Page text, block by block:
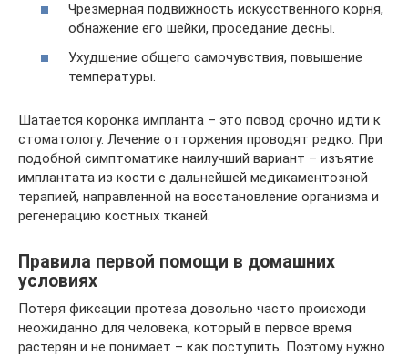
Чрезмерная подвижность искусственного корня,
обнажение его шейки, проседание десны.
Ухудшение общего самочувствия, повышение
температуры.
Шатается коронка импланта – это повод срочно идти к
стоматологу. Лечение отторжения проводят редко. При
подобной симптоматике наилучший вариант – изъятие
имплантата из кости с дальнейшей медикаментозной
терапией, направленной на восстановление организма и
регенерацию костных тканей.
Правила первой помощи в домашних
условиях
Потеря фиксации протеза довольно часто происходи
неожиданно для человека, который в первое время
растерян и не понимает – как поступить. Поэтому нужно